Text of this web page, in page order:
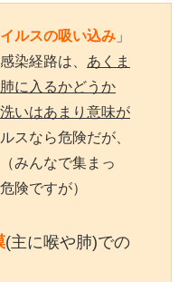
ルスの吸い込み 」
染経路は、 あくま
に入るかどうか
いはあまり意味が
スなら危険だが、
みんなで集まっ
険ですが）
(主に喉や肺)での